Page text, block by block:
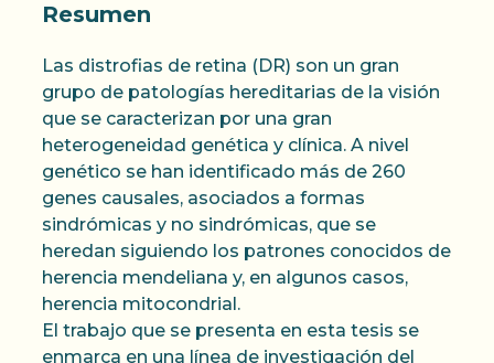
Resumen
Las distrofias de retina (DR) son un gran
grupo de patologías hereditarias de la visión
que se caracterizan por una gran
heterogeneidad genética y clínica. A nivel
genético se han identificado más de 260
genes causales, asociados a formas
sindrómicas y no sindrómicas, que se
heredan siguiendo los patrones conocidos de
herencia mendeliana y, en algunos casos,
herencia mitocondrial.
El trabajo que se presenta en esta tesis se
enmarca en una línea de investigación del